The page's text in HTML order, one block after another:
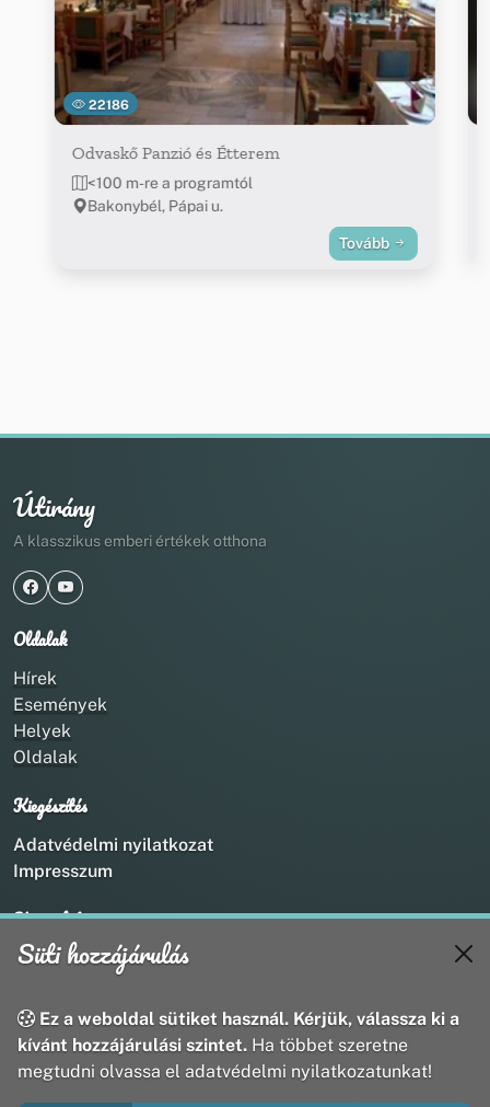
22186
Odvaskő Panzió és Étterem
<100 m-re a programtól
Bakonybél, Pápai u.
Tovább
Útirány
A klasszikus emberi értékek otthona
Oldalak
Hírek
Események
Helyek
Oldalak
Kiegészítés
Adatvédelmi nyilatkozat
Impresszum
Kapcsolat
+36 20 211 1888
webmaster@utirany.hu
8419 Csesznek, Vasút u.18.
Süti hozzájárulás
Ez a weboldal sütiket használ. Kérjük, válassza ki a
kívánt hozzájárulási szintet. Ha többet szeretne
megtudni olvassa el adatvédelmi nyilatkozatunkat!